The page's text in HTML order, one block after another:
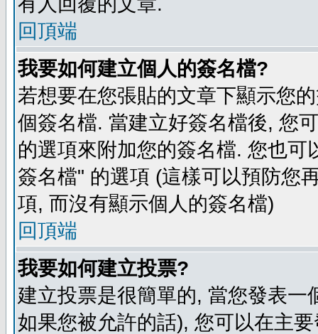
回頂端
我要如何建立個人的簽名檔?
若想要在您張貼的文章下顯示您
個簽名檔. 當建立好簽名檔後, 您
的選項來附加您的簽名檔. 您也
簽名檔" 的選項 (這樣可以預防您
項, 而沒有顯示個人的簽名檔)
回頂端
我要如何建立投票?
建立投票是很簡單的, 當您發表
如果您被允許的話), 您可以在主